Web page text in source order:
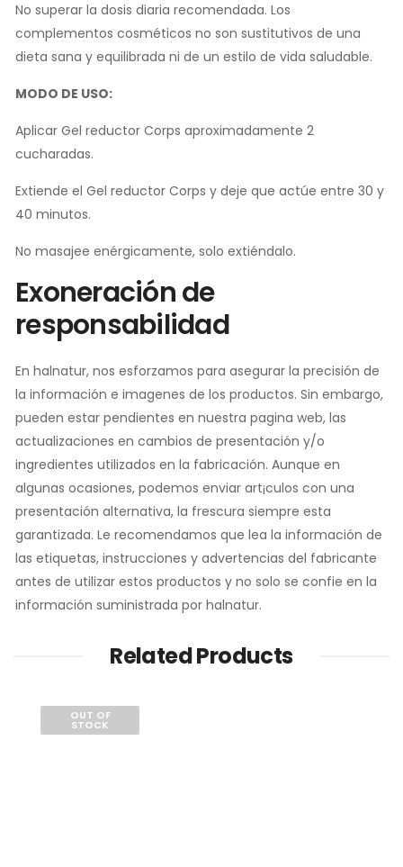
No superar la dosis diaria recomendada. Los
complementos cosméticos no son sustitutivos de una
dieta sana y equilibrada ni de un estilo de vida saludable.
MODO DE USO:
Aplicar Gel reductor Corps aproximadamente 2
cucharadas.
Extiende el Gel reductor Corps y deje que actúe entre 30 y
40 minutos.
No masajee enérgicamente, solo extiéndalo.
Exoneración de
responsabilidad
En halnatur, nos esforzamos para asegurar la precisión de
la información e imagenes de los productos. Sin embargo,
pueden estar pendientes en nuestra pagina web, las
actualizaciones en cambios de presentación y/o
ingredientes utilizados en la fabricación. Aunque en
algunas ocasiones, podemos enviar art¡culos con una
presentación alternativa, la frescura siempre esta
garantizada. Le recomendamos que lea la información de
las etiquetas, instrucciones y advertencias del fabricante
antes de utilizar estos productos y no solo se confie en la
información suministrada por halnatur.
Related Products
OUT OF
STOCK